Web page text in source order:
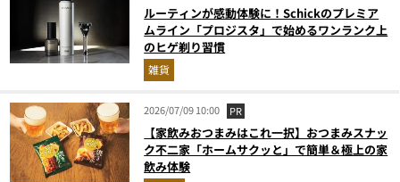
ルーティンが感動体験に！Schickのプレミア
ムライン「プロジスタ」で始めるワンランク上
のヒゲ剃り習慣
雑貨
2026/07/09 10:00 PR
【家飲みおつまみはこれ一択】おつまみスナッ
ク不二家「ホームサクッと」で簡単＆極上の家
飲み体験